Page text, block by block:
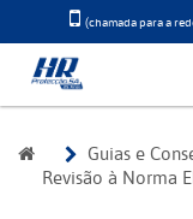
(chamada para a
Guias e
Revisão à Norma